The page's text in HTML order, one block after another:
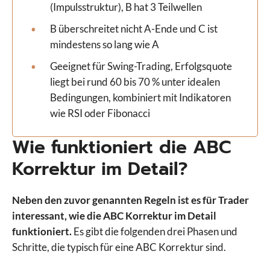
(Impulsstruktur), B hat 3 Teilwellen
B überschreitet nicht A-Ende und C ist
mindestens so lang wie A
Geeignet für Swing-Trading, Erfolgsquote
liegt bei rund 60 bis 70 % unter idealen
Bedingungen, kombiniert mit Indikatoren
wie RSI oder Fibonacci
Wie funktioniert die ABC
Korrektur im Detail?
Neben den zuvor genannten Regeln ist es für Trader
interessant, wie die ABC Korrektur im Detail
funktioniert.Es gibt die folgenden drei Phasen und
Schritte, die typisch für eine ABC Korrektur sind.